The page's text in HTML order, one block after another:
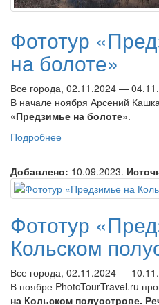
Фототур
на болоте»
Все города, 02.11.2024 —
В начале ноября Арсений
«Предзимье на болоте».
Подробнее
Добавлено: 10.09.2023.
Фототур
Кольском
Все города, 02.11.2024 —
В ноябре PhotoTourTravel.ru
на Кольском полуострове.